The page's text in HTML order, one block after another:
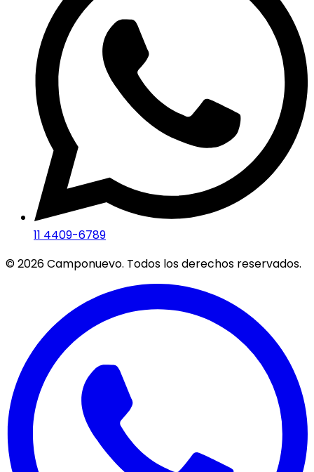
11 4409-6789
©2026Camponuevo. Todos los derechos reservados.